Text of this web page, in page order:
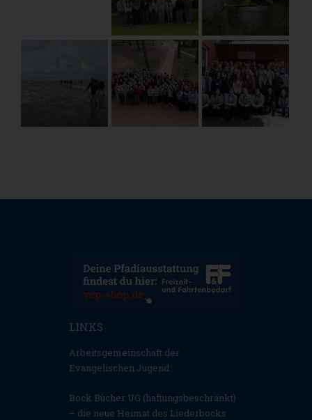
LINKS
Arbeitsgemeinschaft der
Evangelischen Jugend
Bock Bücher UG (haftungsbeschränkt)
– die neue Heimat des Liederbocks